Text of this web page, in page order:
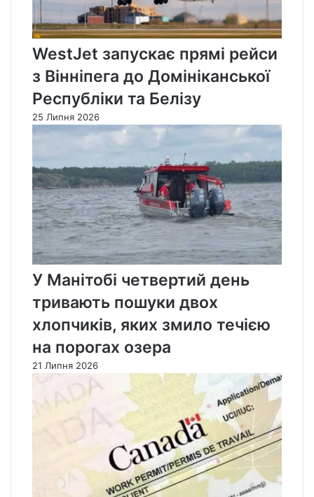
WestJet запускає прямі рейси
з Вінніпега до Домініканської
Республіки та Белізу
25 Липня 2026
У Манітобі четвертий день
тривають пошуки двох
хлопчиків, яких змило течією
на порогах озера
21 Липня 2026